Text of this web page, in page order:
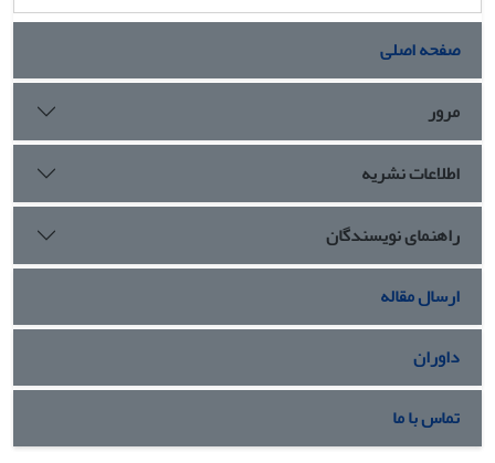
صفحه اصلی
مرور
اطلاعات نشریه
راهنمای نویسندگان
ارسال مقاله
داوران
تماس با ما